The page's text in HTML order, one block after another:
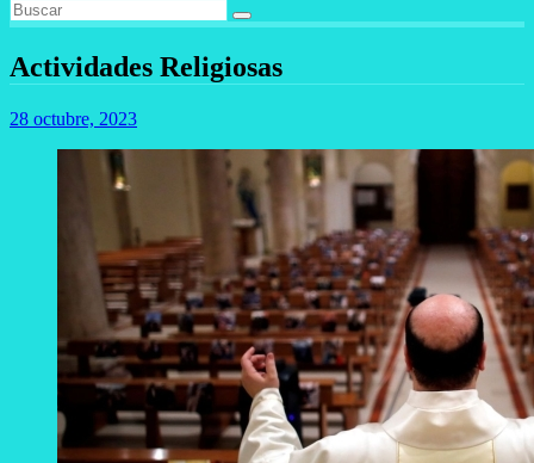
Actividades Religiosas
28 octubre, 2023